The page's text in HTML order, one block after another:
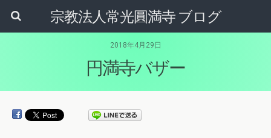
宗教法人常光圓満寺 ブログ
2018年4月29日
円満寺バザー